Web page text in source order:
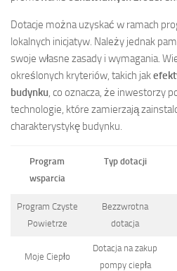
Dotacje można uzyskać w ramach
lokalnych inicjatyw. Należy jednak
swoje własne zasady i wymagania.
określonych kryteriów, takich jak
budynku, co oznacza, że inwestorzy
technologie, które zamierzają
charakterystykę budynku.
Program
wsparcia
Typ dotacji
Program Czyste
Powietrze
Bezzwrotna
dotacja
Moje Ciepło
Dotacja na zakup
pompy ciepła